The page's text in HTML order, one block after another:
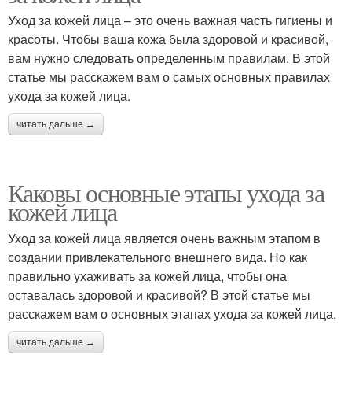
Уход за кожей лица – это очень важная часть гигиены и
красоты. Чтобы ваша кожа была здоровой и красивой,
вам нужно следовать определенным правилам. В этой
статье мы расскажем вам о самых основных правилах
ухода за кожей лица.
читать дальше →
Каковы основные этапы ухода за
кожей лица
Уход за кожей лица является очень важным этапом в
создании привлекательного внешнего вида. Но как
правильно ухаживать за кожей лица, чтобы она
оставалась здоровой и красивой? В этой статье мы
расскажем вам о основных этапах ухода за кожей лица.
читать дальше →